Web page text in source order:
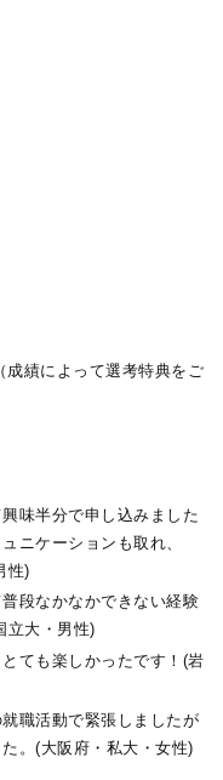
成績によって選考特典をご
味半分で申し込みました
ニケーションも取れ、
性)
段なかなかできない経験
立大・男性)
ても楽しかったです！(岩
職活動で緊張しましたが
。(大阪府・私大・女性)